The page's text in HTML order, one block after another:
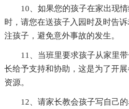
10、如果您的孩子在家出现
时，请您在送孩子入园时及时告
注孩子，避免意外事故的发生。
11、当班里要求孩子从家里
长给予支持和协助，这是为了开
资源。
12、请家长教会孩子写自己的